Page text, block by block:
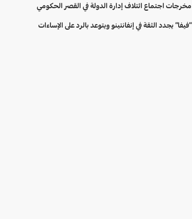
مخرجات اجتماع ائتلاف إدارة الدولة في القصر الحكومي
“فيفا” يجدد الثقة في إنفانتينو ويتوعد بالرد على الإساءات